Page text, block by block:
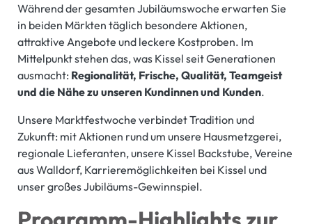
Während der gesamten Jubiläumswoche erwarten Sie
in beiden Märkten täglich besondere Aktionen,
attraktive Angebote und leckere Kostproben. Im
Mittelpunkt stehen das, was Kissel seit Generationen
ausmacht: Regionalität, Frische, Qualität, Teamgeist
und die Nähe zu unseren Kundinnen und Kunden.
Unsere Marktfestwoche verbindet Tradition und
Zukunft: mit Aktionen rund um unsere Hausmetzgerei,
regionale Lieferanten, unsere Kissel Backstube, Vereine
aus Walldorf, Karrieremöglichkeiten bei Kissel und
unser großes Jubiläums-Gewinnspiel.